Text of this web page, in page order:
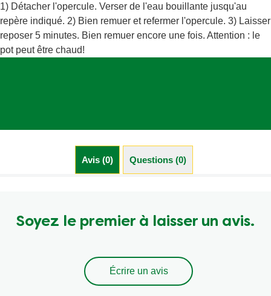
Protéines
7,7 g
1) Détacher l'opercule. Verser de l'eau bouillante jusqu'au
repère indiqué. 2) Bien remuer et refermer l'opercule. 3) Laisser
reposer 5 minutes. Bien remuer encore une fois. Attention : le
pot peut être chaud!
Avis (0) Questions (0)
Soyez le premier à laisser un avis.
Écrire un avis